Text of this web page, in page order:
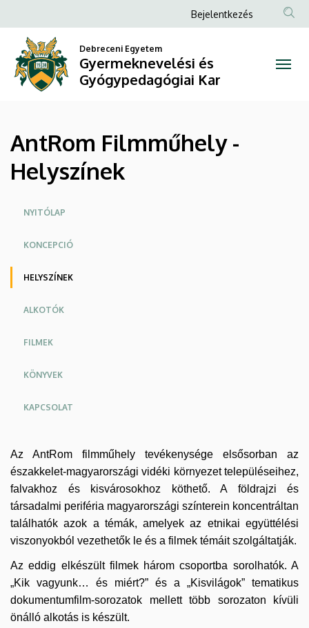
Filmműhely
Helyszínek
Gyermeknevelési
és
Gyógypedagógiai
Kar
a
tartalomra
Anonim
fiók
menüje
Bejelentkezés
Debreceni Egyetem
Gyermeknevelési és
Gyógypedagógiai Kar
AntRom Filmműhely -
Helyszínek
Oldalmenü
NYITÓLAP
KONCEPCIÓ
HELYSZÍNEK
ALKOTÓK
FILMEK
KÖNYVEK
KAPCSOLAT
Az AntRom filmműhely tevékenysége elsősorban az
északkelet-magyarországi vidéki környezet településeihez,
falvakhoz és kisvárosokhoz köthető. A földrajzi és
társadalmi periféria magyarországi színterein koncentráltan
találhatók azok a témák, amelyek az etnikai együttélési
viszonyokból vezethetők le és a filmek témáit szolgáltatják.
Az eddig elkészült filmek három csoportba sorolhatók. A
„Kik vagyunk… és miért?” és a „Kisvilágok” tematikus
dokumentumfilm-sorozatok mellett több sorozaton kívüli
önálló alkotás is készült.